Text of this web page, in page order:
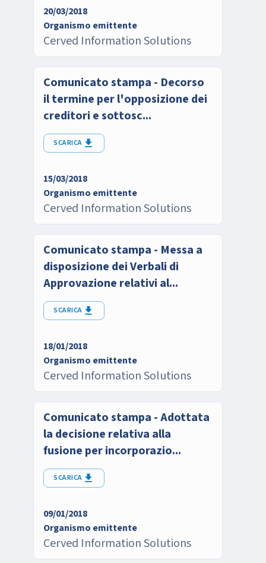
20/03/2018
Organismo emittente
Cerved Information Solutions
Comunicato stampa - Decorso
il termine per l'opposizione dei
creditori e sottosc...
SCARICA
15/03/2018
Organismo emittente
Cerved Information Solutions
Comunicato stampa - Messa a
disposizione dei Verbali di
Approvazione relativi al...
SCARICA
18/01/2018
Organismo emittente
Cerved Information Solutions
Comunicato stampa - Adottata
la decisione relativa alla
fusione per incorporazio...
SCARICA
09/01/2018
Organismo emittente
Cerved Information Solutions